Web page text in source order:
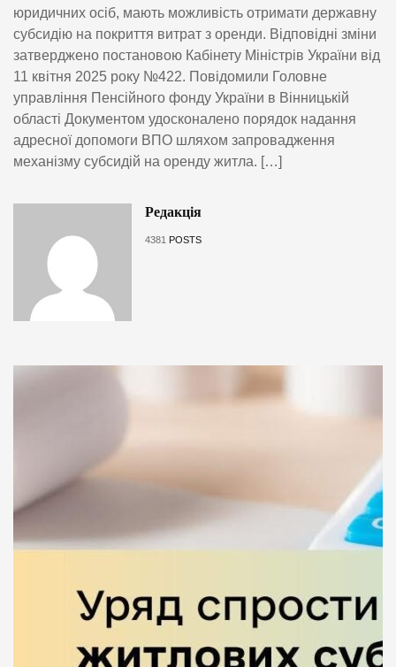
юридичних осіб, мають можливість отримати державну
субсидію на покриття витрат з оренди. Відповідні зміни
затверджено постановою Кабінету Міністрів України від
11 квітня 2025 року №422. Повідомили Головне
управління Пенсійного фонду України в Вінницькій
області Документом удосконалено порядок надання
адресної допомоги ВПО шляхом запровадження
механізму субсидій на оренду житла. […]
Редакція
4381 POSTS